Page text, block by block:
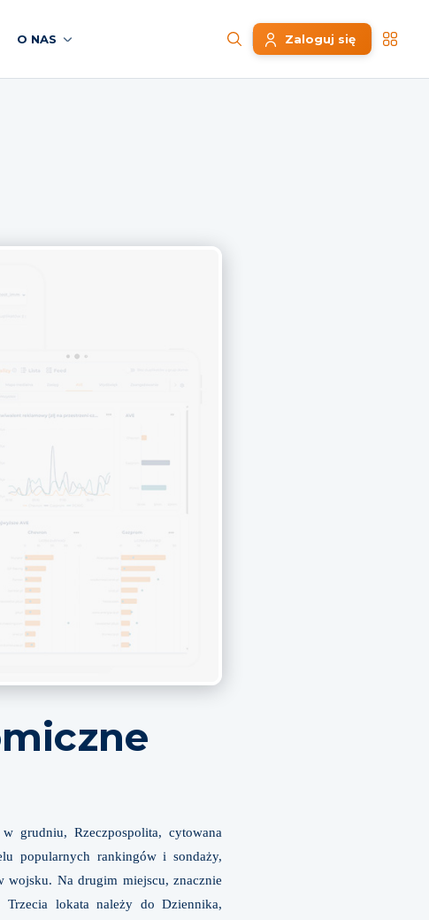
O NAS Zaloguj się
grudniu, Rzeczpospolita, cytowana
popularnych rankingów i sondaży,
wojsku. Na drugim miejscu, znacznie
Trzecia lokata należy do Dziennika,